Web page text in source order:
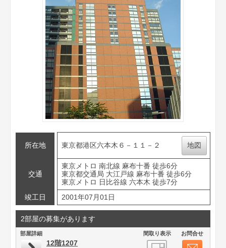
所在地 東京都港区六本木６－１１－２ 地図
交通
東京メトロ 南北線 麻布十番 徒歩6分
東京都交通局 大江戸線 麻布十番 徒歩6分
東京メトロ 日比谷線 六本木 徒歩7分
竣工日
2001年07月01日
2部屋の募集があります
部屋詳細 間取り表示 お問合せ
12階1207